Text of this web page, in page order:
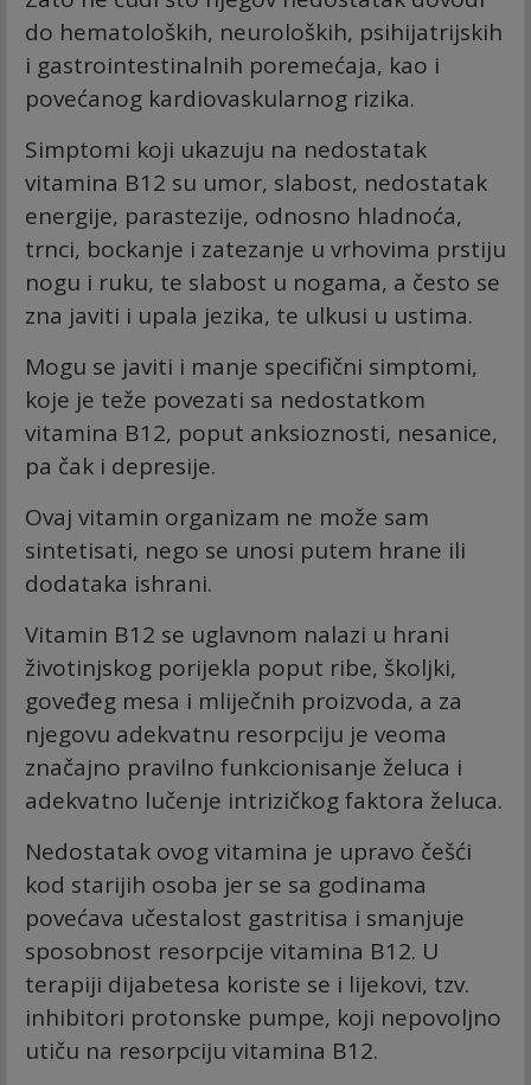
do hematoloških, neuroloških, psihijatrijskih
i gastrointestinalnih poremećaja, kao i
povećanog kardiovaskularnog rizika.
Simptomi koji ukazuju na nedostatak
vitamina B12 su umor, slabost, nedostatak
energije, parastezije, odnosno hladnoća,
trnci, bockanje i zatezanje u vrhovima prstiju
nogu i ruku, te slabost u nogama, a često se
zna javiti i upala jezika, te ulkusi u ustima.
Mogu se javiti i manje specifični simptomi,
koje je teže povezati sa nedostatkom
vitamina B12, poput anksioznosti, nesanice,
pa čak i depresije.
Ovaj vitamin organizam ne može sam
sintetisati, nego se unosi putem hrane ili
dodataka ishrani.
Vitamin B12 se uglavnom nalazi u hrani
životinjskog porijekla poput ribe, školjki,
goveđeg mesa i mliječnih proizvoda, a za
njegovu adekvatnu resorpciju je veoma
značajno pravilno funkcionisanje želuca i
adekvatno lučenje intrizičkog faktora želuca.
Nedostatak ovog vitamina je upravo češći
kod starijih osoba jer se sa godinama
povećava učestalost gastritisa i smanjuje
sposobnost resorpcije vitamina B12. U
terapiji dijabetesa koriste se i lijekovi, tzv.
inhibitori protonske pumpe, koji nepovoljno
utiču na resorpciju vitamina B12.